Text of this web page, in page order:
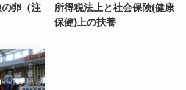
卵（注
所得税法上と社会保険(健康
保健)上の扶養